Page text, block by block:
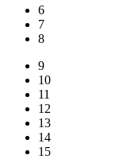
6
7
8
9
10
11
12
13
14
15